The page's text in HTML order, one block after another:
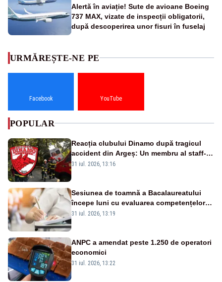
Alertă în aviație! Sute de avioane Boeing
737 MAX, vizate de inspecții obligatorii,
după descoperirea unor fisuri în fuselaj
URMĂREȘTE-NE PE
Facebook YouTube
POPULAR
Reacția clubului Dinamo după tragicul
accident din Argeș: Un membru al staff-
ului medical a murit, antrenorul Adrian
31 iul. 2026, 13:16
Sesiunea de toamnă a Bacalaureatului
începe luni cu evaluarea competențelor
orale la Limba română
31 iul. 2026, 13:19
ANPC a amendat peste 1.250 de operatori
economici
31 iul. 2026, 13:22